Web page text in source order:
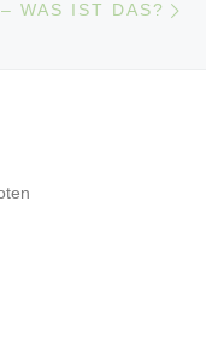
WAS IST DAS?